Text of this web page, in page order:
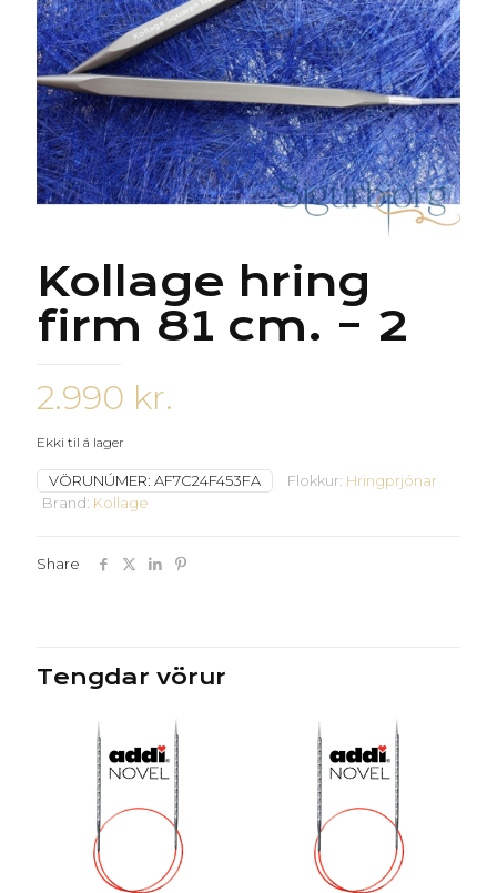
Kollage hring
firm 81 cm. – 2
2.990 kr.
Ekki til á lager
VÖRUNÚMER: AF7C24F453FA Flokkur: Hringprjónar
Brand: Kollage
Share
Tengdar vörur